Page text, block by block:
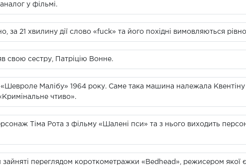
у фільмі.
за 21 хвилину дії слово «fuck» та його похідні вимовляються
свою сестру, Патріцію Вонне.
«Шевроле Малібу» 1964 року. Саме така машина належала
чтиво».
Тіма Рота з фільму «Шалені пси» та з нього виходить
переглядом короткометражки «Bedhead», режисером якої